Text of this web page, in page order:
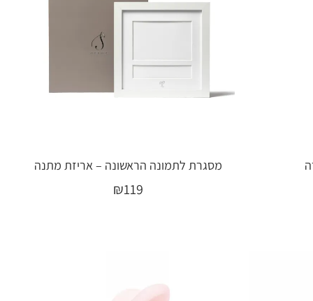
מסגרת לתמונה הראשונה – אריזת מתנה
₪119